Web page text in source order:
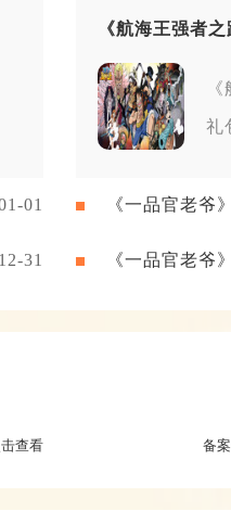
《航海王强者
礼
01
《一品官老爷
31
《一品官老爷
查看 备